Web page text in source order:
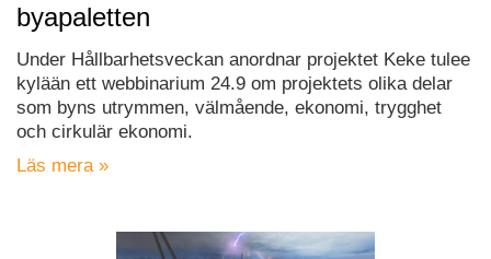
byapaletten
Under Hållbarhetsveckan anordnar projektet Keke tulee
kylään ett webbinarium 24.9 om projektets olika delar
som byns utrymmen, välmående, ekonomi, trygghet
och cirkulär ekonomi.
Läs mera »